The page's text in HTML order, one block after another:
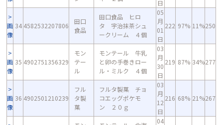
日
画
像
34 4582532207806
田口
食品
田口食品 ヒロ
タ 宇治抹茶シュ
ークリーム ４個
05
月
01
日
222 97% 11%250
画
像
35 4902751356329
モン
テー
ル
モンテール 牛乳
と卵の手巻きロー
ル・ミルク ４個
03
月
30
日
219 87% 34%277
画
像
36 4902501210239
フル
タ製
菓
フルタ製菓 チョ
コエッグポケモ
ン ２０ｇ
03
月
12
日
216 68% 21%267
04